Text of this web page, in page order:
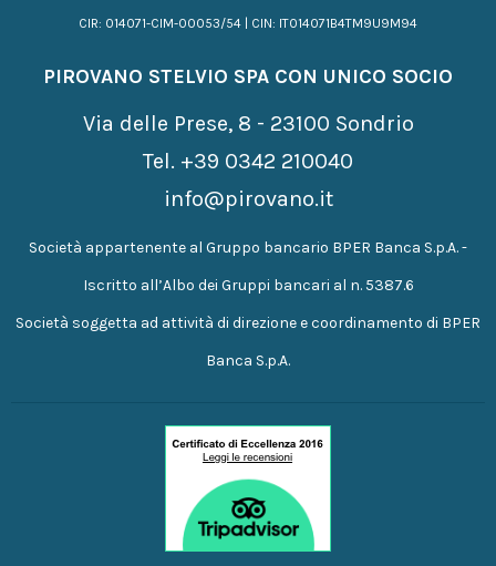
CIR: 014071-CIM-00053/54 | CIN: IT014071B4TM9U9M94
PIROVANO STELVIO SPA CON UNICO SOCIO
Via delle Prese, 8 - 23100 Sondrio
Tel. +39 0342 210040
info@pirovano.it
Società appartenente al Gruppo bancario BPER Banca S.p.A. -
Iscritto all’Albo dei Gruppi bancari al n. 5387.6
Società soggetta ad attività di direzione e coordinamento di BPER
Banca S.p.A.